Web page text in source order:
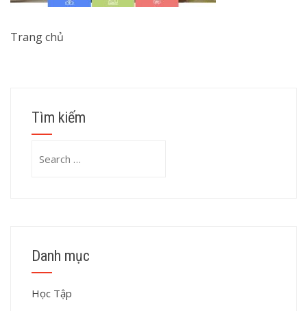
Trang chủ
Tìm kiếm
Danh mục
Học Tập